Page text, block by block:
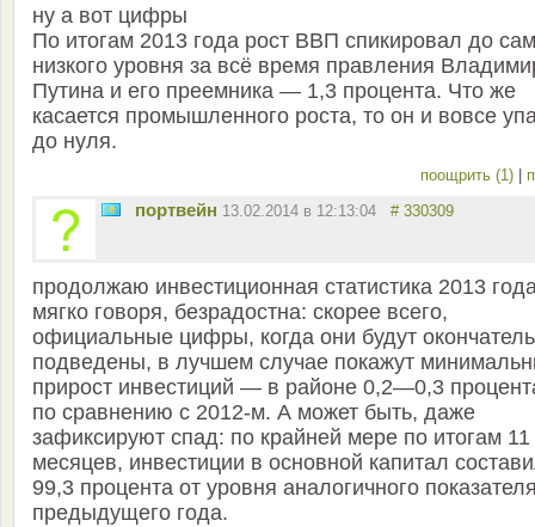
ну а вот цифры
По итогам 2013 года рост ВВП спикировал до
низкого уровня за всё время правления
Путина и его преемника — 1,3 процента. Что же
касается промышленного роста, то он и вовсе
до нуля.
поощрить (1)
портвейн 13.02.2014 в 12:13:04 # 330309
продолжаю инвестиционная статистика 2013
мягко говоря, безрадостна: скорее всего,
официальные цифры, когда они будут
подведены, в лучшем случае покажут
прирост инвестиций — в районе 0,2—0,3
по сравнению с 2012-м. А может быть, даже
зафиксируют спад: по крайней мере по итогам 11
месяцев, инвестиции в основной капитал
99,3 процента от уровня аналогичного
предыдущего года.